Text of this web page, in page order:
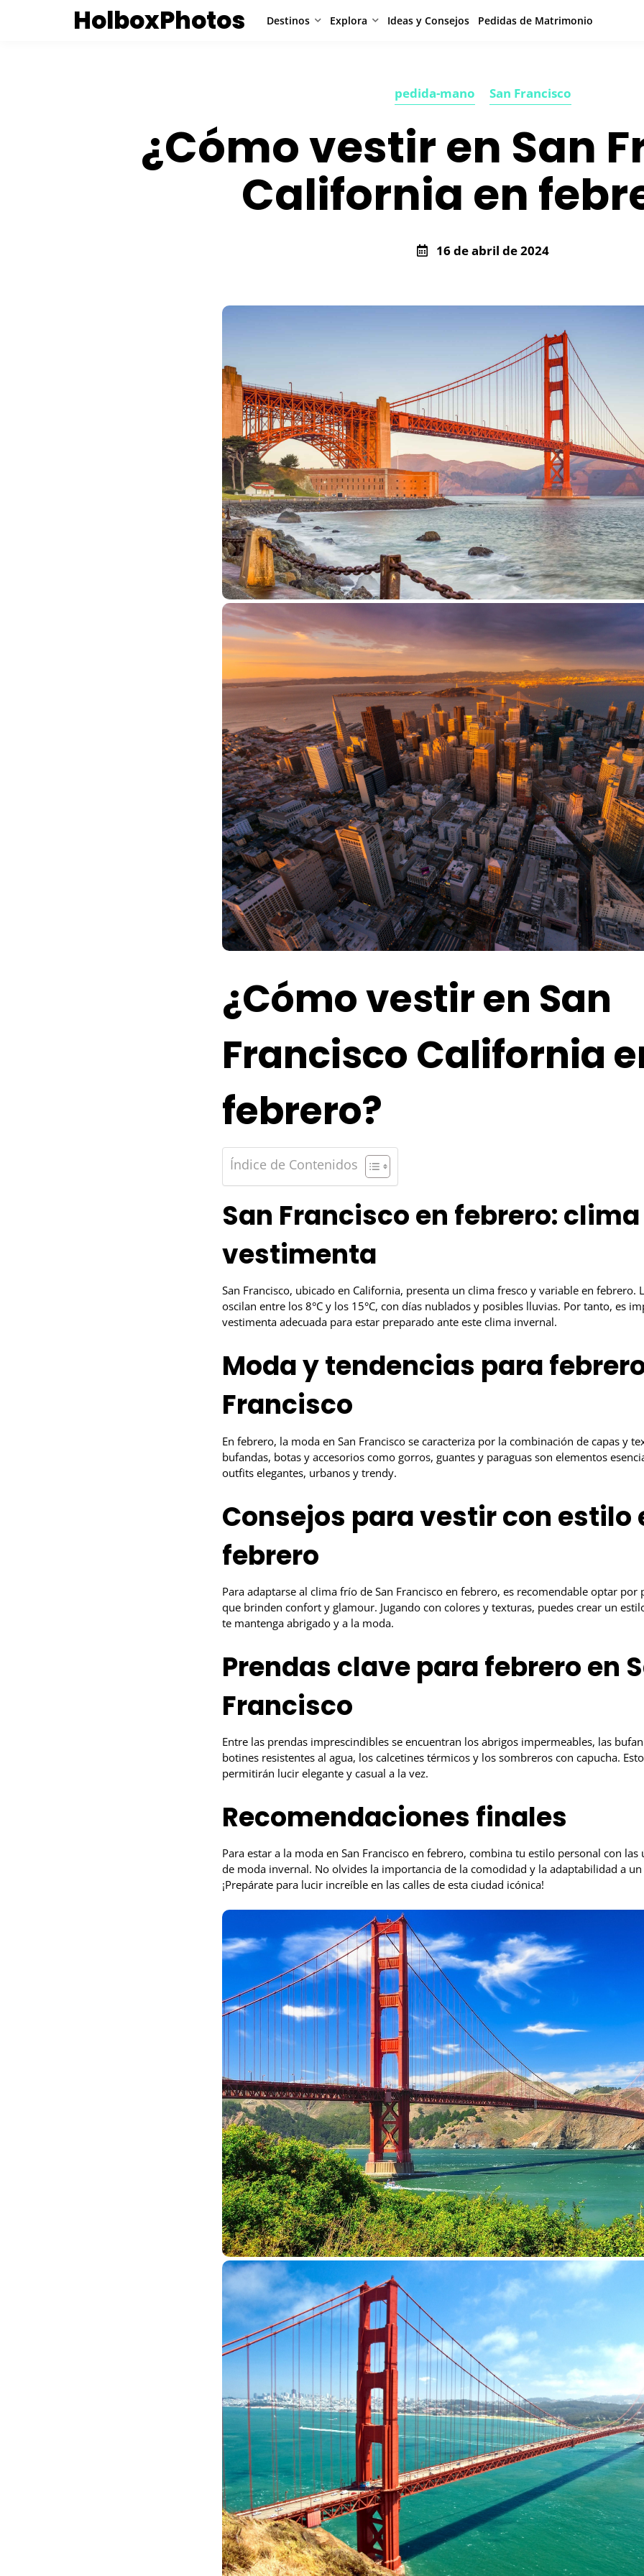
HolboxPhotos Destinos Explora Ideas y Consejos Pedidas de Matrimonio
pedida-mano San Francisco
¿Cómo vestir en San
California en
16 de abril de 2024
¿Cómo vestir en San
Francisco California
febrero?
Índice de Contenidos
San Francisco en febrero:
vestimenta
San Francisco, ubicado en California, presenta un clima fresco y variable en febrero.
oscilan entre los 8°C y los 15°C, con días nublados y posibles lluvias. Por tanto, es
vestimenta adecuada para estar preparado ante este clima invernal.
Moda y tendencias para
Francisco
En febrero, la moda en San Francisco se caracteriza por la combinación de capas y
bufandas, botas y accesorios como gorros, guantes y paraguas son elementos
outfits elegantes, urbanos y trendy.
Consejos para vestir con estilo
febrero
Para adaptarse al clima frío de San Francisco en febrero, es recomendable optar por
que brinden confort y glamour. Jugando con colores y texturas, puedes crear un
te mantenga abrigado y a la moda.
Prendas clave para febrero en
Francisco
Entre las prendas imprescindibles se encuentran los abrigos impermeables, las
botines resistentes al agua, los calcetines térmicos y los sombreros con capucha.
permitirán lucir elegante y casual a la vez.
Recomendaciones finales
Para estar a la moda en San Francisco en febrero, combina tu estilo personal con las
de moda invernal. No olvides la importancia de la comodidad y la adaptabilidad a
¡Prepárate para lucir increíble en las calles de esta ciudad icónica!